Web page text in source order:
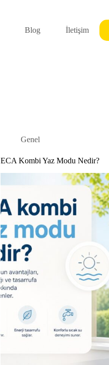
Blog İletişim
Genel
ECA Kombi Yaz Modu Nedir?